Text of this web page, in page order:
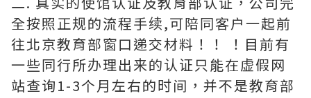
全按照正规的流程手续,可陪同客户一起前
往北京教育部窗口递交材料！！ ！目前有
一些同行所办理出来的认证只能在虚假网
站查询1-3个月左右的时间，并不是教育部